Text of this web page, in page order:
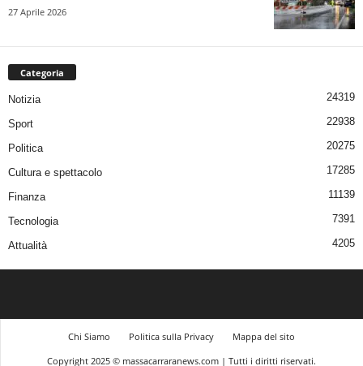
27 Aprile 2026
Categoria
Notizia 24319
Sport 22938
Politica 20275
Cultura e spettacolo 17285
Finanza 11139
Tecnologia 7391
Attualità 4205
Chi Siamo Politica sulla Privacy
Mappa del sito
Copyright 2025 © massacarraranews.com | Tutti i diritti riservati.